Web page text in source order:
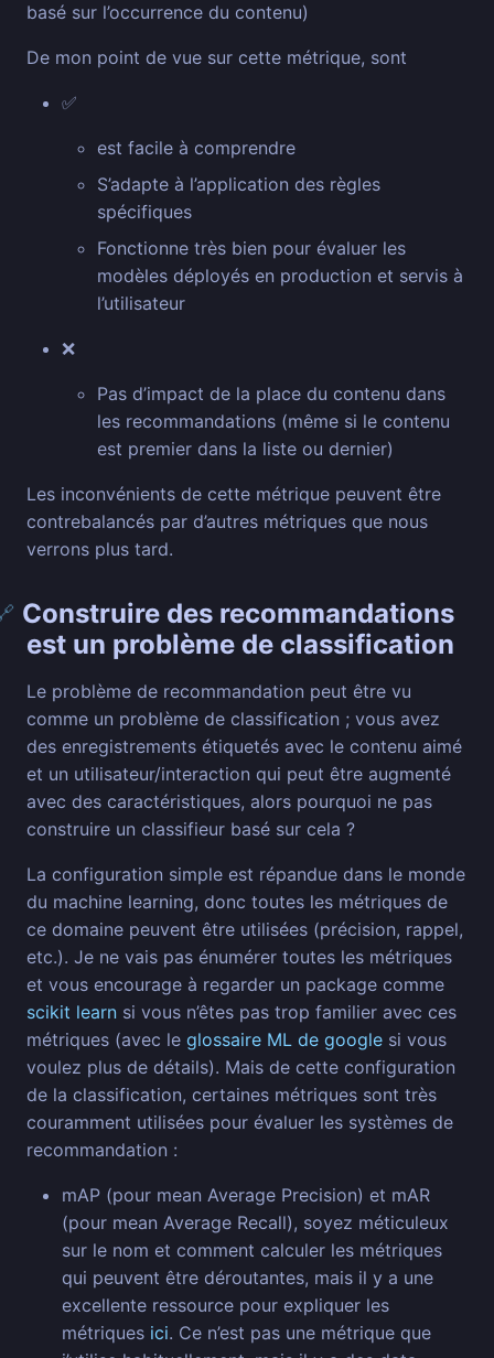
basé sur l’occurrence du contenu)
De mon point de vue sur cette métrique, sont
✅
est facile à comprendre
S’adapte à l’application des règles
spécifiques
Fonctionne très bien pour évaluer les
modèles déployés en production et servis à
l’utilisateur
❌
Pas d’impact de la place du contenu dans
les recommandations (même si le contenu
est premier dans la liste ou dernier)
Les inconvénients de cette métrique peuvent être
contrebalancés par d’autres métriques que nous
verrons plus tard.
Construire des recommandations
est un problème de classification
Le problème de recommandation peut être vu
comme un problème de classification ; vous avez
des enregistrements étiquetés avec le contenu aimé
et un utilisateur/interaction qui peut être augmenté
avec des caractéristiques, alors pourquoi ne pas
construire un classifieur basé sur cela ?
La configuration simple est répandue dans le monde
du machine learning, donc toutes les métriques de
ce domaine peuvent être utilisées (précision, rappel,
etc.). Je ne vais pas énumérer toutes les métriques
et vous encourage à regarder un package comme
scikit learn si vous n’êtes pas trop familier avec ces
métriques (avec le glossaire ML de google si vous
voulez plus de détails). Mais de cette configuration
de la classification, certaines métriques sont très
couramment utilisées pour évaluer les systèmes de
recommandation :
mAP (pour mean Average Precision) et mAR
(pour mean Average Recall), soyez méticuleux
sur le nom et comment calculer les métriques
qui peuvent être déroutantes, mais il y a une
excellente ressource pour expliquer les
métriques ici. Ce n’est pas une métrique que